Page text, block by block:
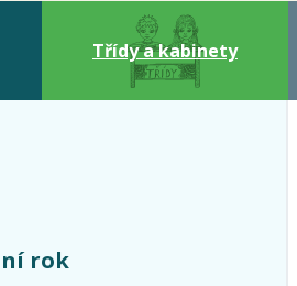
Třídy a kabinety
rok